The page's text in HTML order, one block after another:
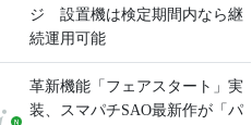
ジ 設置機は検定期間内なら継
続運用可能
革新機能「フェアスタート」実
装、スマパチSAO最新作が「パ